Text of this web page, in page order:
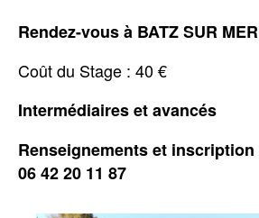
Rendez-vous à BATZ SUR MER
Coût du Stage : 40 €
Intermédiaires et avancés
Renseignements et inscription
06 42 20 11 87